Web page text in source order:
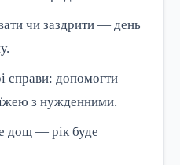
чи заздрити — день
справи: допомогти
їжею з нужденними.
дощ — рік буде